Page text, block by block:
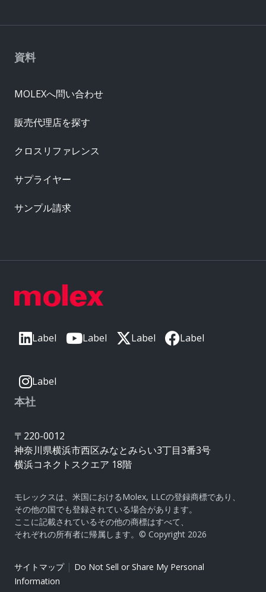
Label Label Label Label
Label
本社
〒220-0012
神奈川県横浜市西区みなとみらい3丁目3番3号
横浜コネクトスクエア 18階
モレックスは、米国におけるMolex, LLCの登録商標であり、
その他の国でも登録されている場合があります。
ここに記載されているその他の商標はすべて、
それぞれの所有者に帰属します。© Copyright 2026
サイトマップ| Do Not Sell or Share My Personal
Information
資料
MOLEXへ問い合わせ
販売代理店を探す
クロスリファレンス
サプライヤー
サンプル請求